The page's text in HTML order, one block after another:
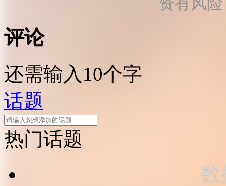
评论
还需输入10个字
话题
热门话题
数